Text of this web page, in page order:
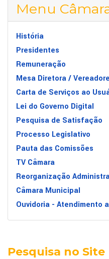
Menu
História
Presidentes
Remuneração
Mesa Diretora /
Carta de Serviços ao
Lei do Governo Digital
Pesquisa de Satisfação
Processo Legislativo
Pauta das Comissões
TV Câmara
Reorganização
Câmara Municipal
Ouvidoria - Atendimento
Pesquisa no Site